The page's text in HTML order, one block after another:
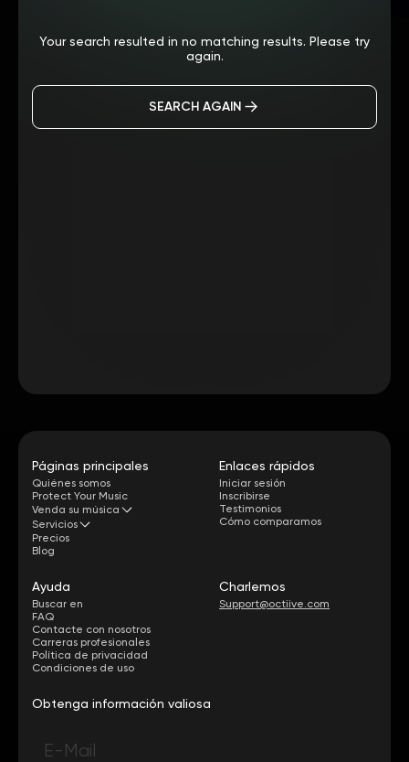
Your search resulted in no matching results. Please try
again.
SEARCH AGAIN
Páginas principales
Quiénes somos
Protect Your Music
Venda su música
Servicios
Precios
Blog
Enlaces rápidos
Iniciar sesión
Inscribirse
Testimonios
Cómo comparamos
Ayuda
Buscar en
FAQ
Contacte con nosotros
Carreras profesionales
Política de privacidad
Condiciones de uso
Charlemos
Support@octiive.com
Obtenga información valiosa